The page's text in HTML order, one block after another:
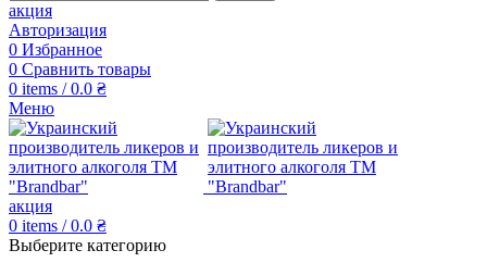
акция
Авторизация
0 Избранное
0 Сравнить товары
0 items / 0.0 ₴
Меню
акция
0 items / 0.0 ₴
Выберите категорию